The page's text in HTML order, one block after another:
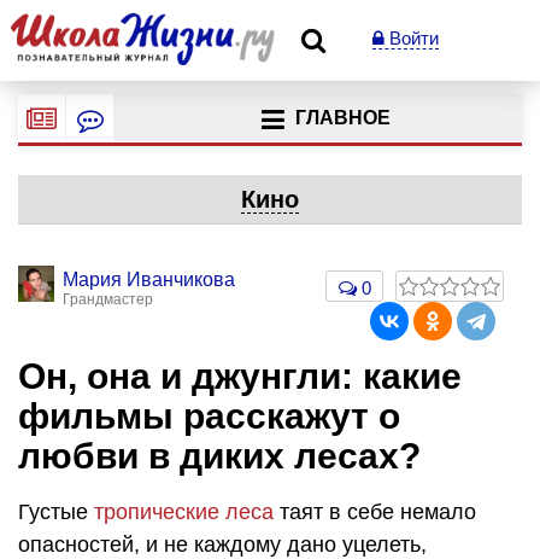
Войти
ГЛАВНОЕ
Кино
Мария Иванчикова
Грандмастер
0
Он, она и джунгли: какие
фильмы расскажут о
любви в диких лесах?
Густые тропические леса таят в себе немало
опасностей, и не каждому дано уцелеть,